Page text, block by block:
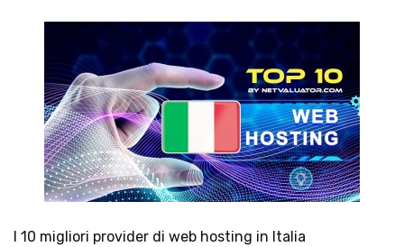
I 10 migliori provider di web hosting in Italia